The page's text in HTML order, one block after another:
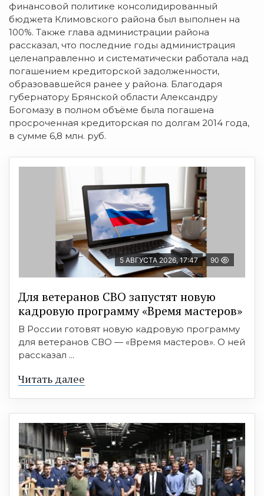
финансовой политике консолидированный
бюджета Климовского района был выполнен на
100%. Также глава администрации района
рассказал, что последние годы администрация
целенаправленно и систематически работала над
погашением кредиторской задолженности,
образовавшейся ранее у района. Благодаря
губернатору Брянской области Александру
Богомазу в полном объёме была погашена
просроченная кредиторская по долгам 2014 года,
в сумме 6,8 млн. руб.
5 АВГУСТА 2026, 17:47 90
Для ветеранов СВО запустят новую
кадровую программу «Время мастеров»
В России готовят новую кадровую программу
для ветеранов СВО — «Время мастеров». О ней
рассказал ...
Читать далее